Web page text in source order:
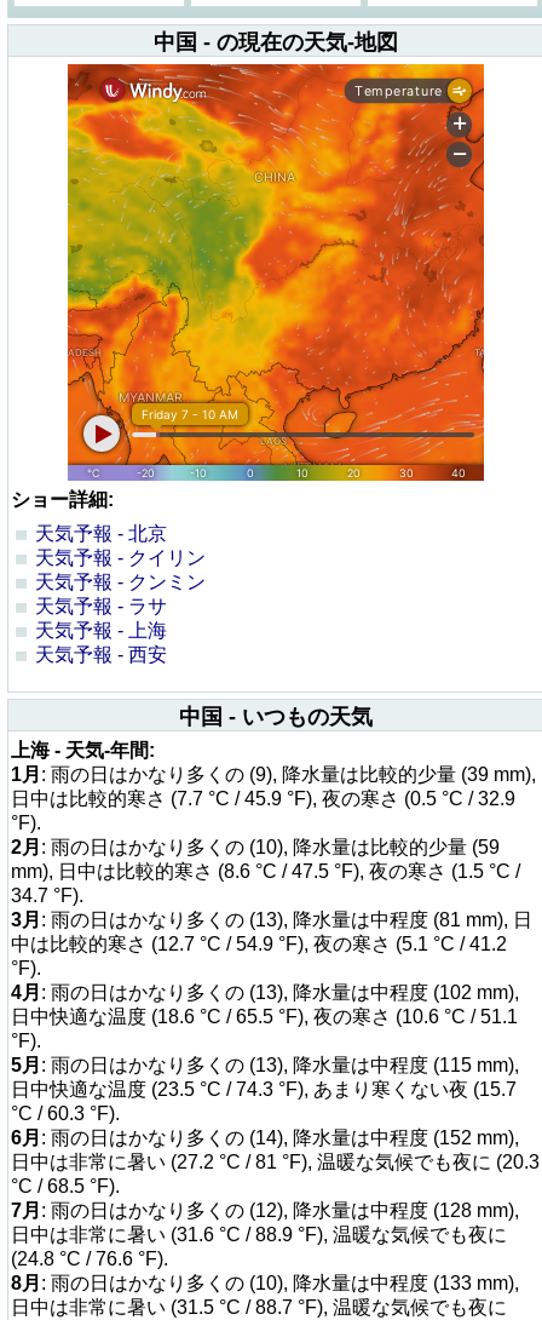
中国 - の現在の天気-地図
ショー詳細:
天気予報 - 北京
天気予報 - クイリン
天気予報 - クンミン
天気予報 - ラサ
天気予報 - 上海
天気予報 - 西安
中国 - いつもの天気
上海 - 天気-年間:
1月 : 雨の日はかなり多くの (9), 降水量は比較的少量 (39 mm),
日中は比較的寒さ (7.7 °C / 45.9 °F), 夜の寒さ (0.5 °C / 32.9
°F).
2月 : 雨の日はかなり多くの (10), 降水量は比較的少量 (59
mm), 日中は比較的寒さ (8.6 °C / 47.5 °F), 夜の寒さ (1.5 °C /
34.7 °F).
3月 : 雨の日はかなり多くの (13), 降水量は中程度 (81 mm), 日
中は比較的寒さ (12.7 °C / 54.9 °F), 夜の寒さ (5.1 °C / 41.2
°F).
4月 : 雨の日はかなり多くの (13), 降水量は中程度 (102 mm),
日中快適な温度 (18.6 °C / 65.5 °F), 夜の寒さ (10.6 °C / 51.1
°F).
5月 : 雨の日はかなり多くの (13), 降水量は中程度 (115 mm),
日中快適な温度 (23.5 °C / 74.3 °F), あまり寒くない夜 (15.7
°C / 60.3 °F).
6月 : 雨の日はかなり多くの (14), 降水量は中程度 (152 mm),
日中は非常に暑い (27.2 °C / 81 °F), 温暖な気候でも夜に (20.3
°C / 68.5 °F).
7月 : 雨の日はかなり多くの (12), 降水量は中程度 (128 mm),
日中は非常に暑い (31.6 °C / 88.9 °F), 温暖な気候でも夜に
(24.8 °C / 76.6 °F).
8月 : 雨の日はかなり多くの (10), 降水量は中程度 (133 mm),
日中は非常に暑い (31.5 °C / 88.7 °F), 温暖な気候でも夜に